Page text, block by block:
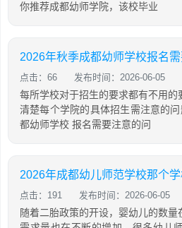
你推荐成都幼师学院，该校毕业
2026年秋季成都幼师学校报名
点击：66 发布时间：2026-06-05
每所学校对于招生的要求都有不用
清楚每个学院的具体招生需注意的
都幼师学校 报名需要注意的问
2026年成都幼儿师范学校那个
点击：191 发布时间：2026-06-05
随着二胎政策的开设，婴幼儿的数